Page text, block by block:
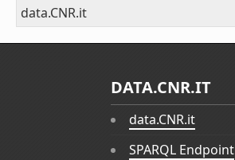
data.CNR.it
DATA.CNR.IT
data.CNR.it
SPARQL Endpoint